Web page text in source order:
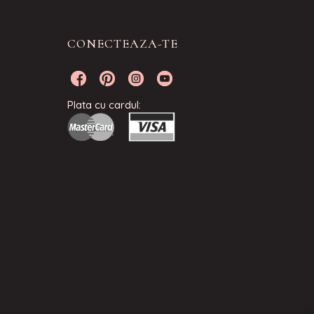
CONECTEAZA-TE
Plata cu cardul: